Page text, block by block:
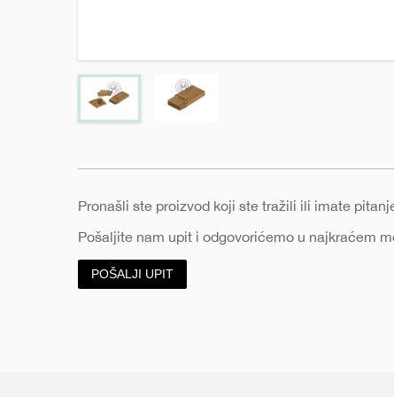
Pronašli ste proizvod koji ste tražili ili imate
Pošaljite nam upit i odgovorićemo u najkraćem
POŠALJI UPIT